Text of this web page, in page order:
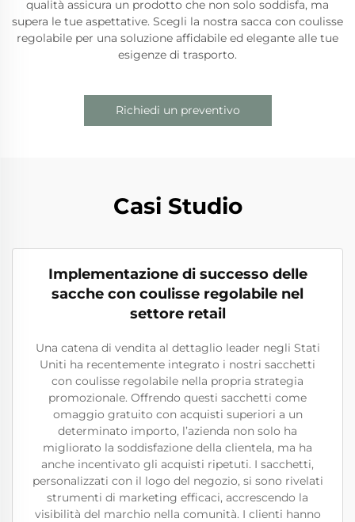
qualità assicura un prodotto che non solo soddisfa, ma
supera le tue aspettative. Scegli la nostra sacca con coulisse
regolabile per una soluzione affidabile ed elegante alle tue
esigenze di trasporto.
Richiedi un preventivo
Casi Studio
Implementazione di successo delle
sacche con coulisse regolabile nel
settore retail
Una catena di vendita al dettaglio leader negli Stati
Uniti ha recentemente integrato i nostri sacchetti
con coulisse regolabile nella propria strategia
promozionale. Offrendo questi sacchetti come
omaggio gratuito con acquisti superiori a un
determinato importo, l’azienda non solo ha
migliorato la soddisfazione della clientela, ma ha
anche incentivato gli acquisti ripetuti. I sacchetti,
personalizzati con il logo del negozio, si sono rivelati
strumenti di marketing efficaci, accrescendo la
visibilità del marchio nella comunità. I clienti hanno